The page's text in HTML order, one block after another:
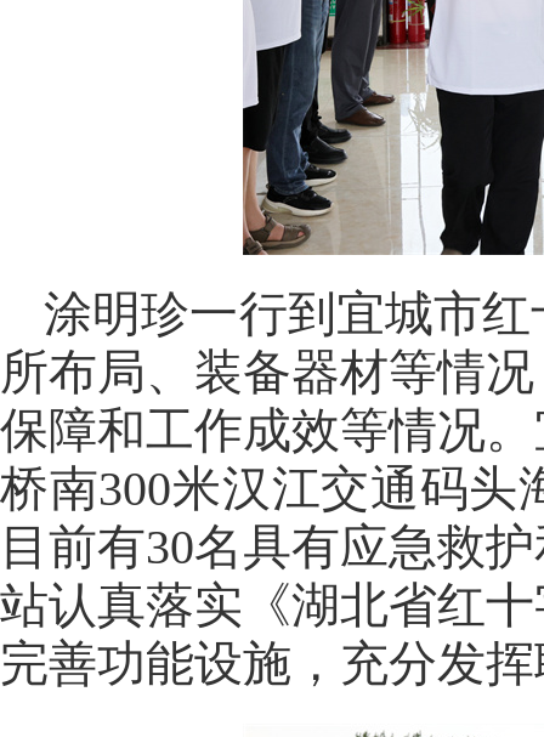
涂明珍一行到宜城市
所布局、装备器材等情
保障和工作成效等情况
桥南300米汉江交通码
目前有30名具有应急救
站认真落实《湖北省红
完善功能设施，充分发